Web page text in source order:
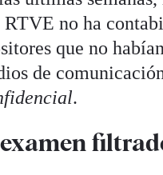
RTVE no ha
que no
de
.